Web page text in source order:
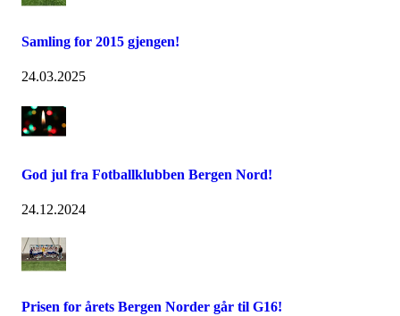
Samling for 2015 gjengen!
24.03.2025
God jul fra Fotballklubben Bergen Nord!
24.12.2024
Prisen for årets Bergen Norder går til G16!